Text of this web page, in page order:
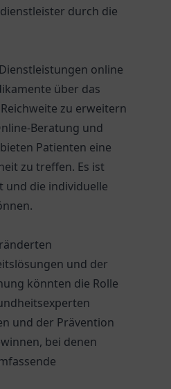
durch die
online
über das
zu erweitern
Beratung und
Patienten eine
zu treffen. Es ist
und die individuelle
und der
könnten die Rolle
und der Prävention
bei denen